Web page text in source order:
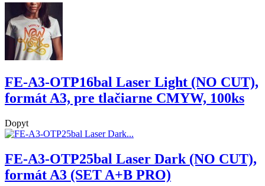
FE-A3-OTP16bal Laser Light (NO CUT),
formát A3, pre tlačiarne CMYW, 100ks
Dopyt
FE-A3-OTP25bal Laser Dark (NO CUT),
formát A3 (SET A+B PRO)